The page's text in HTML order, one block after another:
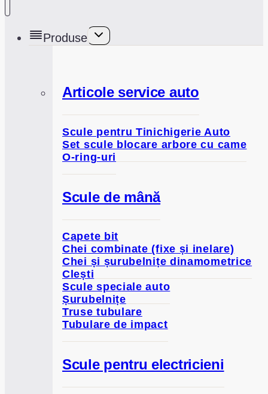
Produse
Toggle
child
Articole service auto
Scule pentru Tinichigerie Auto
Set scule blocare arbore cu came
O-ring-uri
Scule de mână
Capete bit
Chei combinate (fixe și inelare)
Chei și șurubelnițe dinamometrice
Clești
Scule speciale auto
Șurubelnițe
Truse tubulare
Tubulare de impact
Scule pentru electricieni